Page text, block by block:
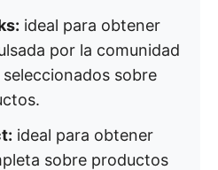
ideal para obtener
por la comunidad
sobre
ideal para obtener
sobre productos